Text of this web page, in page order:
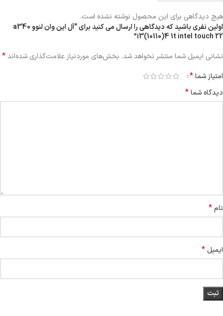
هیچ دیدگاهی برای این محصول نوشته نشده است.
اولین نفری باشید که دیدگاهی را ارسال می کنید برای “آل این وان لنوو a340
i3(10110)4 1t intel touch 22”
نشانی ایمیل شما منتشر نخواهد شد. بخش‌های موردنیاز علامت‌گذاری شده‌اند*
امتیاز شما*
دیدگاه شما*
نام*
ایمیل *